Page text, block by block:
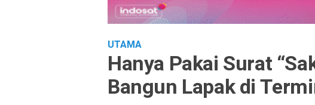
UTAMA
Hanya Pakai Surat
Bangun Lapak di